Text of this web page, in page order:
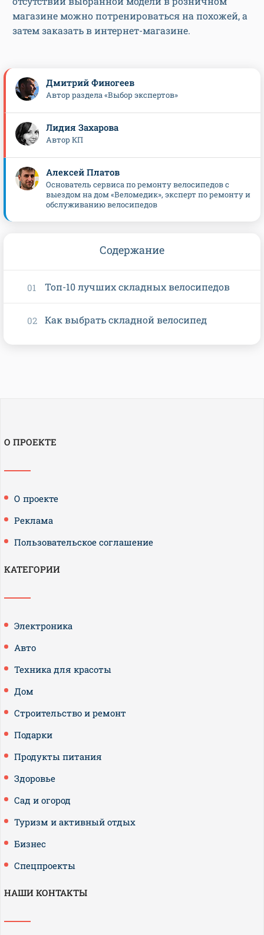
магазине можно потренироваться на похожей, а
затем заказать в интернет-магазине.
Дмитрий Финогеев
Автор раздела «Выбор экспертов»
Лидия Захарова
Автор КП
Алексей Платов
Основатель сервиса по ремонту велосипедов с
выездом на дом «Веломедик», эксперт по ремонту и
обслуживанию велосипедов
Содержание
Топ-10 лучших складных велосипедов
Как выбрать складной велосипед
О ПРОЕКТЕ
О проекте
Реклама
Пользовательское соглашение
КАТЕГОРИИ
Электроника
Авто
Техника для красоты
Дом
Строительство и ремонт
Подарки
Продукты питания
Здоровье
Сад и огород
Туризм и активный отдых
Бизнес
Спецпроекты
НАШИ КОНТАКТЫ